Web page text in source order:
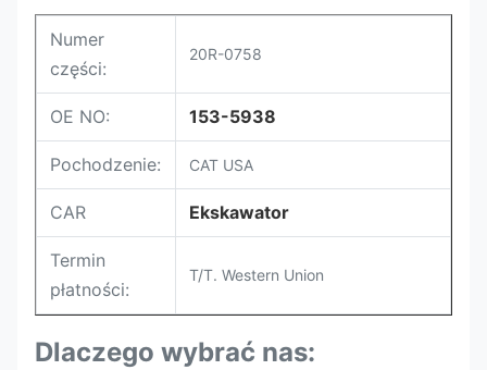
Numer
części:
20R-0758
OE NO: 153-5938
Pochodzenie: CAT USA
CAR Ekskawator
Termin
płatności:
T/T. Western Union
Dlaczego wybrać nas: